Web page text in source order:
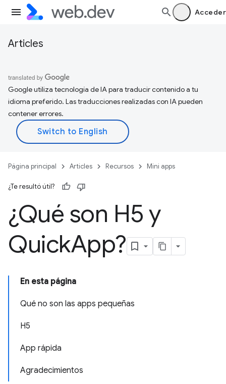
Acceder
Articles
Google utiliza tecnología de IA para traducir contenido a tu
idioma preferido. Las traducciones realizadas con IA pueden
contener errores.
Página principal Articles Recursos Mini apps
¿Te resultó útil?
¿Qué son H5 y
QuickApp?
En esta página
Qué no son las apps pequeñas
H5
App rápida
Agradecimientos